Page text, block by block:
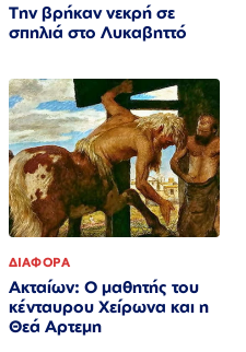
Την βρήκαν νεκρή σε
σπηλιά στο Λυκαβηττό
ΔΙΑΦΟΡΑ
Ακταίων: Ο μαθητής του
κένταυρου Χείρωνα και η
Θεά Αρτεμη